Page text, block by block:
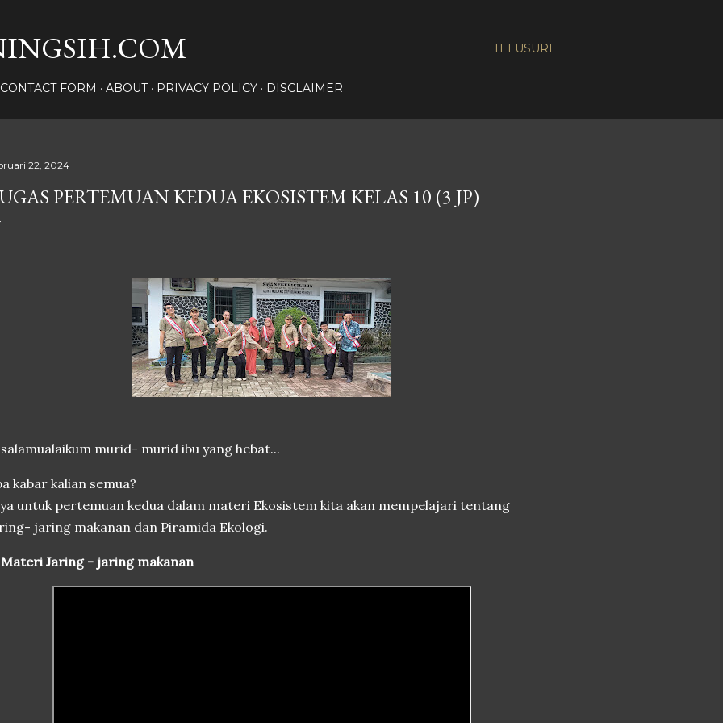
TELUSURI
CONTACT FORM ABOUT PRIVACY POLICY DISCLAIMER
22, 2024
PERTEMUAN KEDUA EKOSISTEM KELAS 10 (3 JP)
murid- murid ibu yang hebat...
kabar kalian semua?
untuk pertemuan kedua dalam materi Ekosistem kita akan mempelajari tentang
jaring makanan dan Piramida Ekologi.
Materi Jaring - jaring makanan